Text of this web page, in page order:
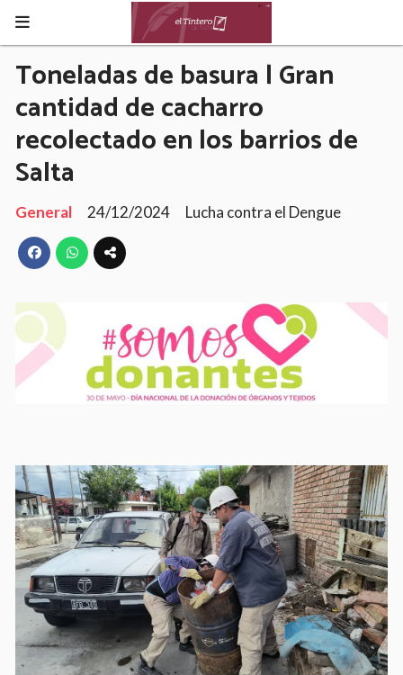
Toneladas de basura | Gran
cantidad de cacharro
recolectado en los barrios de
Salta
General 24/12/2024 Lucha contra el Dengue